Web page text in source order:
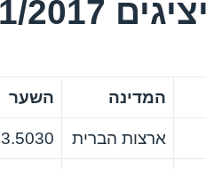
11/2017
המדינה השער
ארצות הברית 3.5030